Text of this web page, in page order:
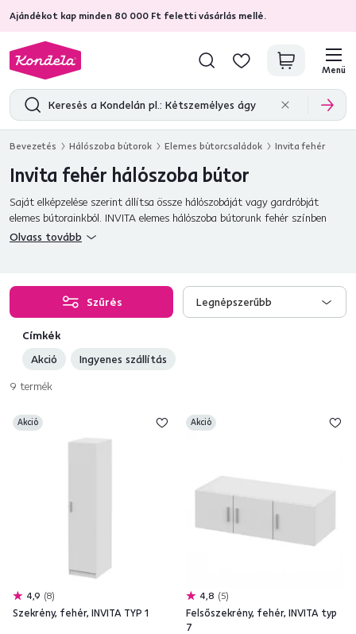
Ajándékot kap minden 80 000 Ft feletti vásárlás mellé.
4,7 31 333 ellenőrzött termékértékelések
Menü
Bevezetés Hálószoba bútorok Elemes bútorcsaládok Invita fehér
Invita fehér hálószoba bútor
Saját elképzelése szerint állítsa össze hálószobáját vagy gardróbját
elemes bútorainkból. INVITA elemes hálószoba bútorunk fehér színben
elképesztő áron!
Olvass tovább
Szűrés Legnépszerűbb
Címkék
Akció
Ingyenes szállítás
9 termék
Akció
4,9 8
Szekrény, fehér, INVITA TYP 1
Akció
4,8 5
Felsőszekrény, fehér, INVITA typ
7